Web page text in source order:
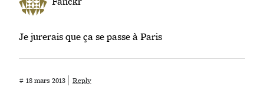
Je jurerais que ça se passe à Paris
# 18 mars 2013 Reply